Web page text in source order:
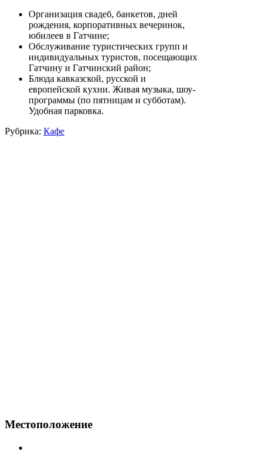
Организация свадеб, банкетов, дней
рождения, корпоративных вечеринок,
юбилеев в Гатчине;
Обслуживание туристических групп и
индивидуальных туристов, посещающих
Гатчину и Гатчинский район;
Блюда кавказской, русской и
европейской кухни. Живая музыка, шоу-
программы (по пятницам и субботам).
Удобная парковка.
Рубрика: Кафе
Местоположение